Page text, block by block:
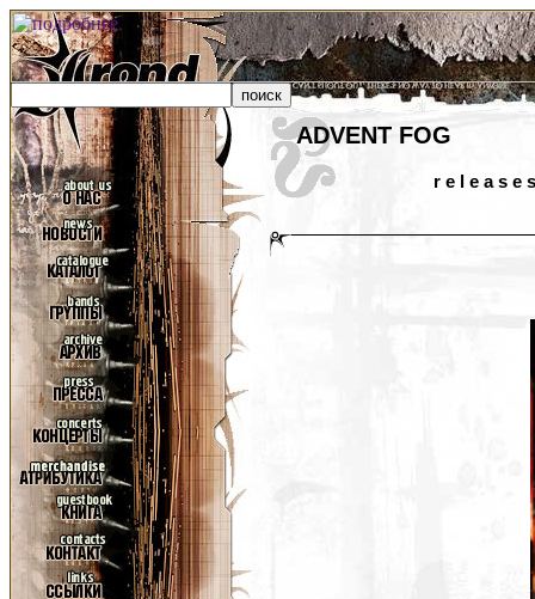
ADVENT FOG
r e l e a s e s